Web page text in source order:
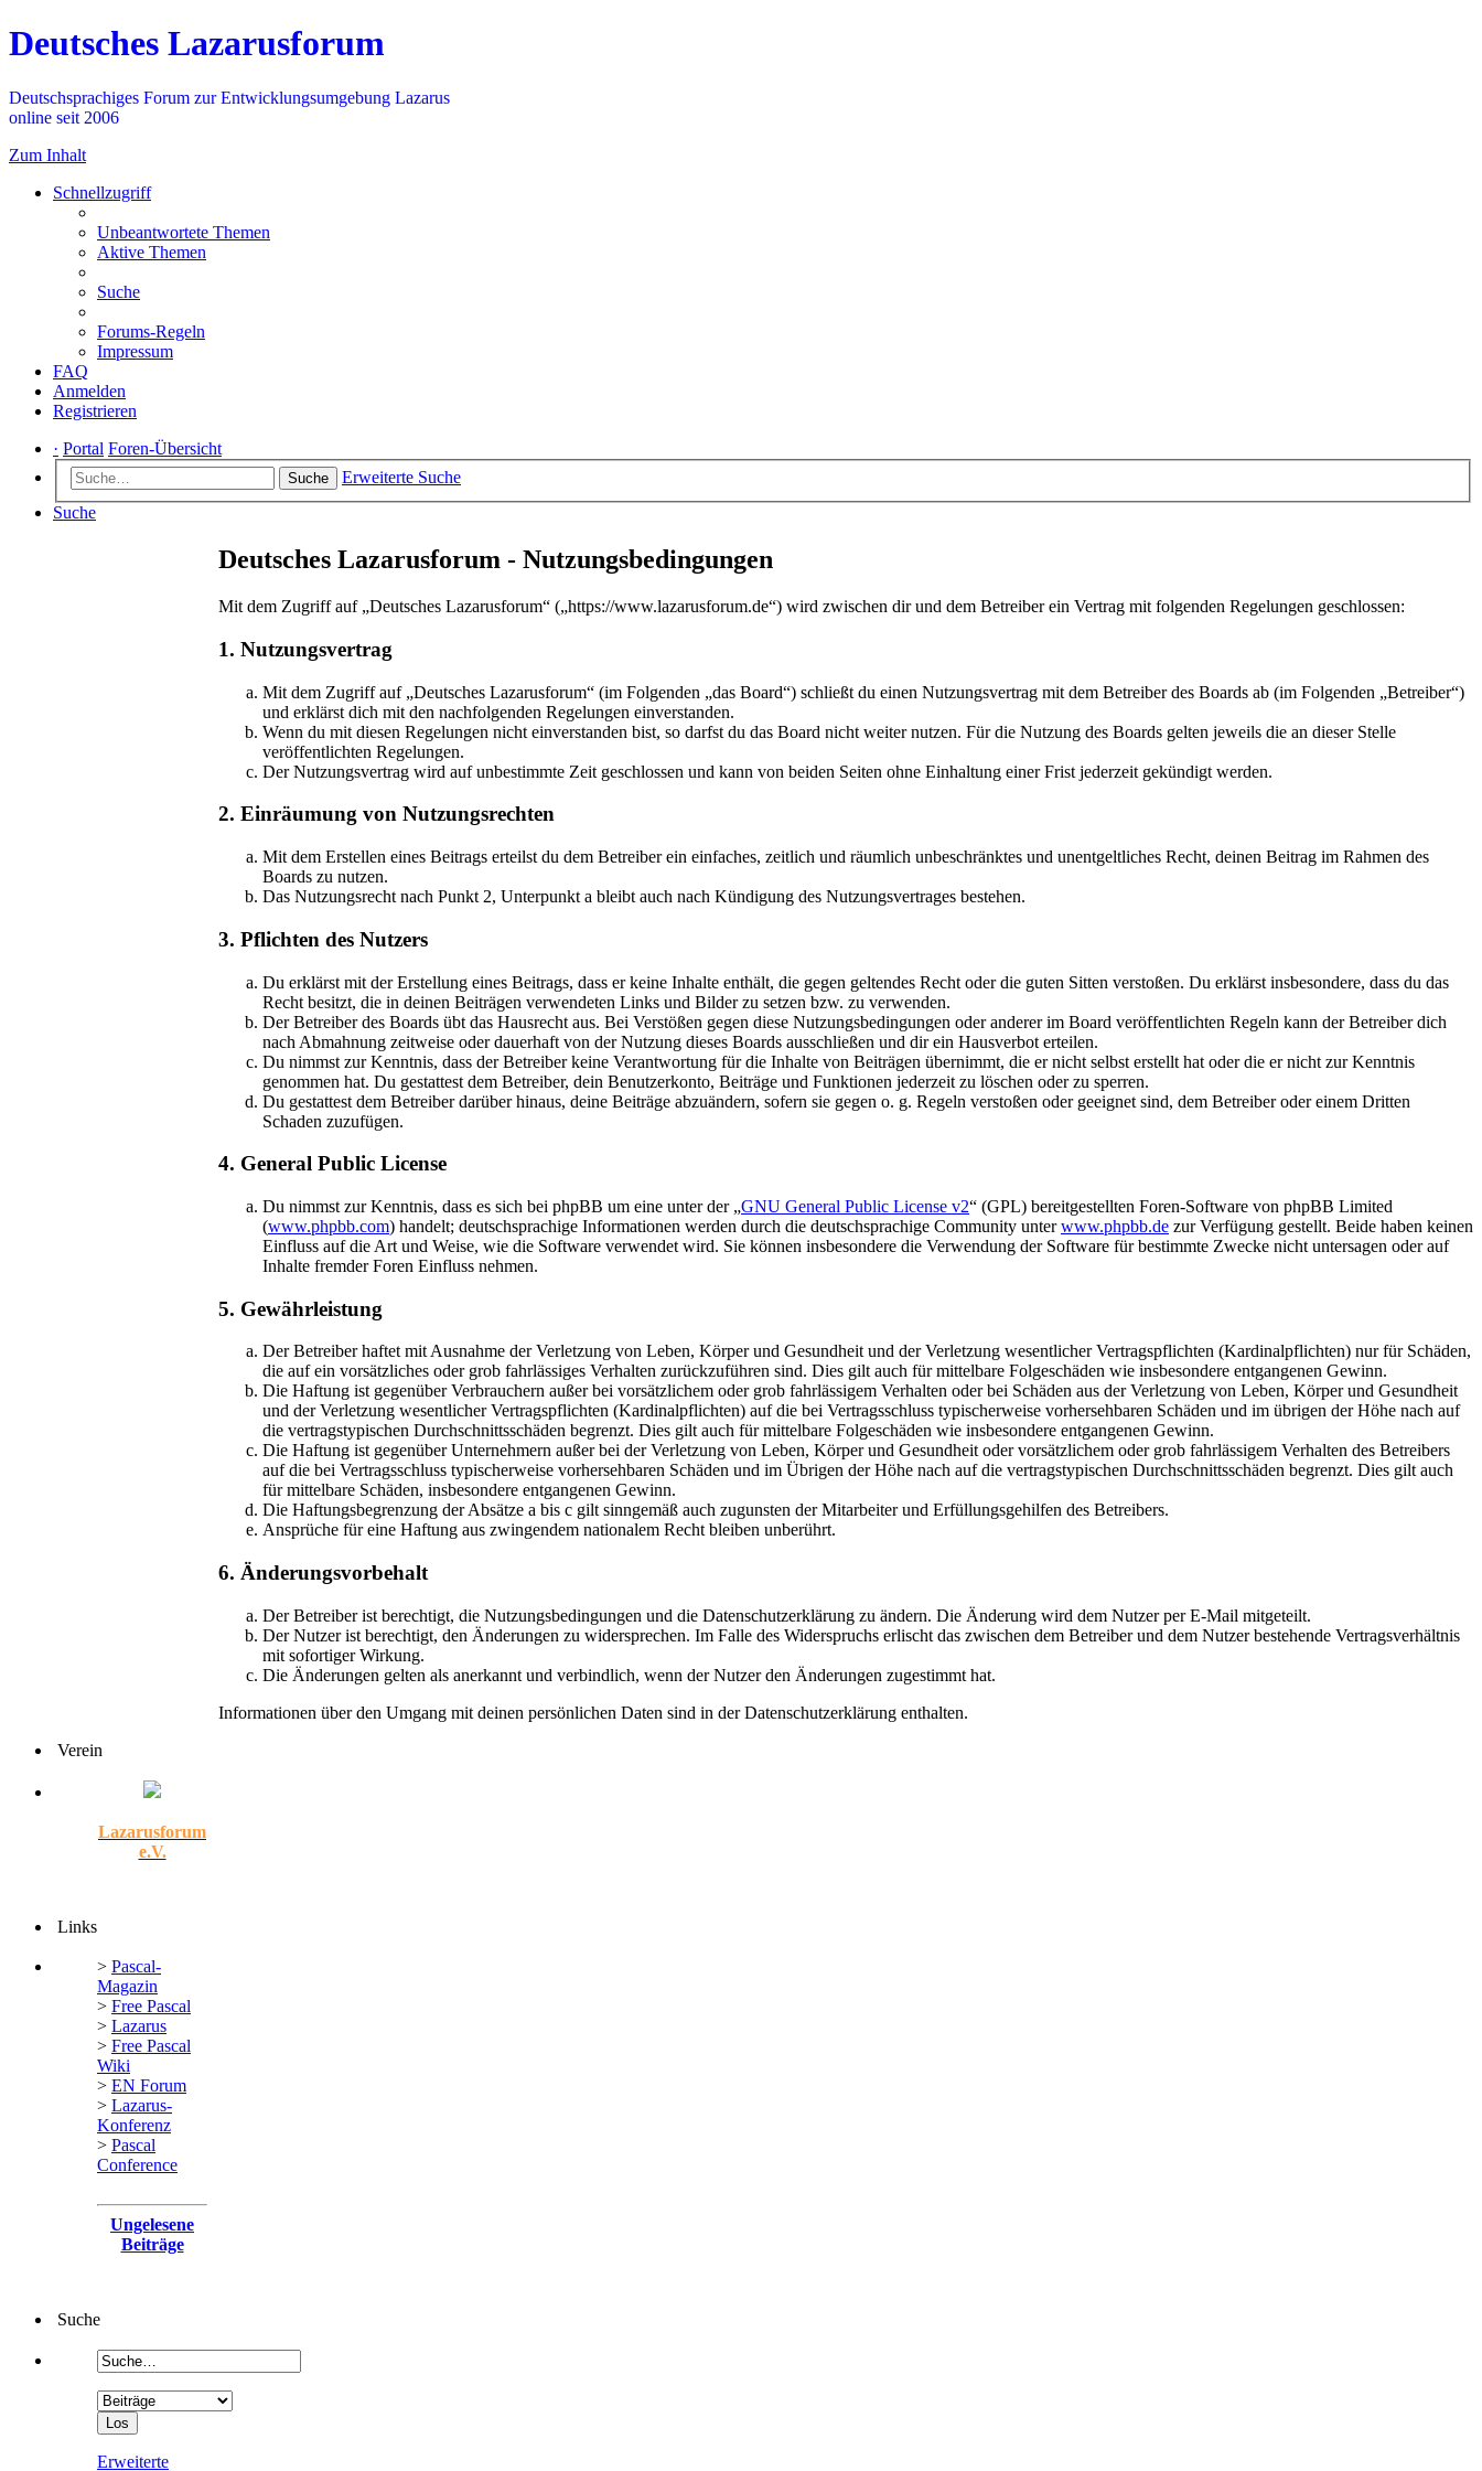
Deutsches Lazarusforum
Deutschsprachiges Forum zur Entwicklungsumgebung Lazarus
online seit 2006
Zum Inhalt
Schnellzugriff
Unbeantwortete Themen
Aktive Themen
Suche
Forums-Regeln
Impressum
FAQ
Anmelden
Registrieren
· Portal Foren-Übersicht
Suche
Erweiterte Suche
Suche
Deutsches Lazarusforum - Nutzungsbedingungen
Mit dem Zugriff auf „Deutsches Lazarusforum“ („https://www.lazarusforum.de“) wird zwischen dir und dem Betreiber ein Vertrag mit folgenden Regelungen geschlossen:
1. Nutzungsvertrag
Mit dem Zugriff auf „Deutsches Lazarusforum“ (im Folgenden „das Board“) schließt du einen Nutzungsvertrag mit dem Betreiber des Boards ab (im Folgenden „Betreiber“)
und erklärst dich mit den nachfolgenden Regelungen einverstanden.
Wenn du mit diesen Regelungen nicht einverstanden bist, so darfst du das Board nicht weiter nutzen. Für die Nutzung des Boards gelten jeweils die an dieser Stelle
veröffentlichten Regelungen.
Der Nutzungsvertrag wird auf unbestimmte Zeit geschlossen und kann von beiden Seiten ohne Einhaltung einer Frist jederzeit gekündigt werden.
2. Einräumung von Nutzungsrechten
Mit dem Erstellen eines Beitrags erteilst du dem Betreiber ein einfaches, zeitlich und räumlich unbeschränktes und unentgeltliches Recht, deinen Beitrag im Rahmen des
Boards zu nutzen.
Das Nutzungsrecht nach Punkt 2, Unterpunkt a bleibt auch nach Kündigung des Nutzungsvertrages bestehen.
3. Pflichten des Nutzers
Du erklärst mit der Erstellung eines Beitrags, dass er keine Inhalte enthält, die gegen geltendes Recht oder die guten Sitten verstoßen. Du erklärst insbesondere, dass du das
Recht besitzt, die in deinen Beiträgen verwendeten Links und Bilder zu setzen bzw. zu verwenden.
Der Betreiber des Boards übt das Hausrecht aus. Bei Verstößen gegen diese Nutzungsbedingungen oder anderer im Board veröffentlichten Regeln kann der Betreiber dich
nach Abmahnung zeitweise oder dauerhaft von der Nutzung dieses Boards ausschließen und dir ein Hausverbot erteilen.
Du nimmst zur Kenntnis, dass der Betreiber keine Verantwortung für die Inhalte von Beiträgen übernimmt, die er nicht selbst erstellt hat oder die er nicht zur Kenntnis
genommen hat. Du gestattest dem Betreiber, dein Benutzerkonto, Beiträge und Funktionen jederzeit zu löschen oder zu sperren.
Du gestattest dem Betreiber darüber hinaus, deine Beiträge abzuändern, sofern sie gegen o. g. Regeln verstoßen oder geeignet sind, dem Betreiber oder einem Dritten
Schaden zuzufügen.
4. General Public License
Du nimmst zur Kenntnis, dass es sich bei phpBB um eine unter der „GNU General Public License v2“ (GPL) bereitgestellten Foren-Software von phpBB Limited
(www.phpbb.com) handelt; deutschsprachige Informationen werden durch die deutschsprachige Community unterwww.phpbb.de zur Verfügung gestellt. Beide haben keinen
Einfluss auf die Art und Weise, wie die Software verwendet wird. Sie können insbesondere die Verwendung der Software für bestimmte Zwecke nicht untersagen oder auf
Inhalte fremder Foren Einfluss nehmen.
5. Gewährleistung
Der Betreiber haftet mit Ausnahme der Verletzung von Leben, Körper und Gesundheit und der Verletzung wesentlicher Vertragspflichten (Kardinalpflichten) nur für Schäden,
die auf ein vorsätzliches oder grob fahrlässiges Verhalten zurückzuführen sind. Dies gilt auch für mittelbare Folgeschäden wie insbesondere entgangenen Gewinn.
Die Haftung ist gegenüber Verbrauchern außer bei vorsätzlichem oder grob fahrlässigem Verhalten oder bei Schäden aus der Verletzung von Leben, Körper und Gesundheit
und der Verletzung wesentlicher Vertragspflichten (Kardinalpflichten) auf die bei Vertragsschluss typischerweise vorhersehbaren Schäden und im übrigen der Höhe nach auf
die vertragstypischen Durchschnittsschäden begrenzt. Dies gilt auch für mittelbare Folgeschäden wie insbesondere entgangenen Gewinn.
Die Haftung ist gegenüber Unternehmern außer bei der Verletzung von Leben, Körper und Gesundheit oder vorsätzlichem oder grob fahrlässigem Verhalten des Betreibers
auf die bei Vertragsschluss typischerweise vorhersehbaren Schäden und im Übrigen der Höhe nach auf die vertragstypischen Durchschnittsschäden begrenzt. Dies gilt auch
für mittelbare Schäden, insbesondere entgangenen Gewinn.
Die Haftungsbegrenzung der Absätze a bis c gilt sinngemäß auch zugunsten der Mitarbeiter und Erfüllungsgehilfen des Betreibers.
Ansprüche für eine Haftung aus zwingendem nationalem Recht bleiben unberührt.
6. Änderungsvorbehalt
Der Betreiber ist berechtigt, die Nutzungsbedingungen und die Datenschutzerklärung zu ändern. Die Änderung wird dem Nutzer per E-Mail mitgeteilt.
Der Nutzer ist berechtigt, den Änderungen zu widersprechen. Im Falle des Widerspruchs erlischt das zwischen dem Betreiber und dem Nutzer bestehende Vertragsverhältnis
mit sofortiger Wirkung.
Die Änderungen gelten als anerkannt und verbindlich, wenn der Nutzer den Änderungen zugestimmt hat.
Informationen über den Umgang mit deinen persönlichen Daten sind in der Datenschutzerklärung enthalten.
Verein
Lazarusforum
e.V.
Links
> Pascal-
Magazin
> Free Pascal
> Lazarus
> Free Pascal
Wiki
> EN Forum
> Lazarus-
Konferenz
> Pascal
Conference
Ungelesene
Beiträge
Suche
Erweiterte